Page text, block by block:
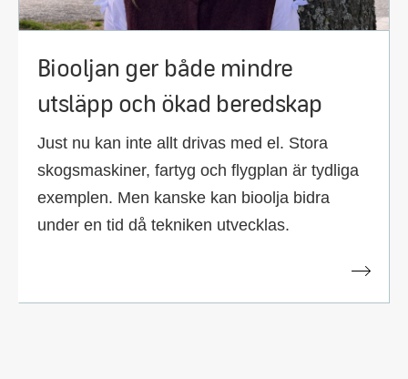
Biooljan ger både mindre
utsläpp och ökad beredskap
Just nu kan inte allt drivas med el. Stora
skogsmaskiner, fartyg och flygplan är tydliga
exemplen. Men kanske kan bioolja bidra
under en tid då tekniken utvecklas.